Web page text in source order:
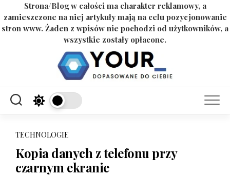
Strona/Blog w całości ma charakter reklamowy, a
zamieszczone na niej artykuły mają na celu pozycjonowanie
stron www. Żaden z wpisów nie pochodzi od użytkowników, a
wszystkie zostały opłacone.
TECHNOLOGIE
Kopia danych z telefonu przy
czarnym ekranie